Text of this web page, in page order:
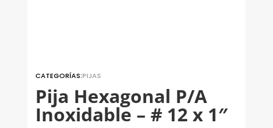
CATEGORÍAS:PIJAS
Pija Hexagonal P/A
Inoxidable – # 12 x 1″